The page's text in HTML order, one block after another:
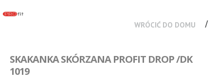
WRÓCIĆ DO DOMU
SKAKANKA SKÓRZANA PROFIT DROP /DK
1019